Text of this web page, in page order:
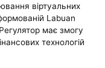
віртуальних
Labuan
має змогу
технологій